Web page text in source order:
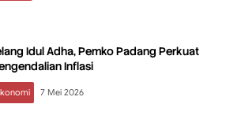
Idul Adha, Pemko Padang Perkuat
Inflasi
7 Mei 2026